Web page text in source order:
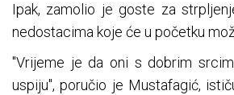
Ipak, zamolio je goste za
nedostacima koje će u početku
"Vrijeme je da oni s dobrim
uspiju", poručio je Mustafagić,